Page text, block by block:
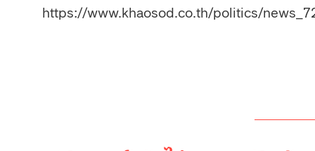
https://www.khaosod.co.th/politics/